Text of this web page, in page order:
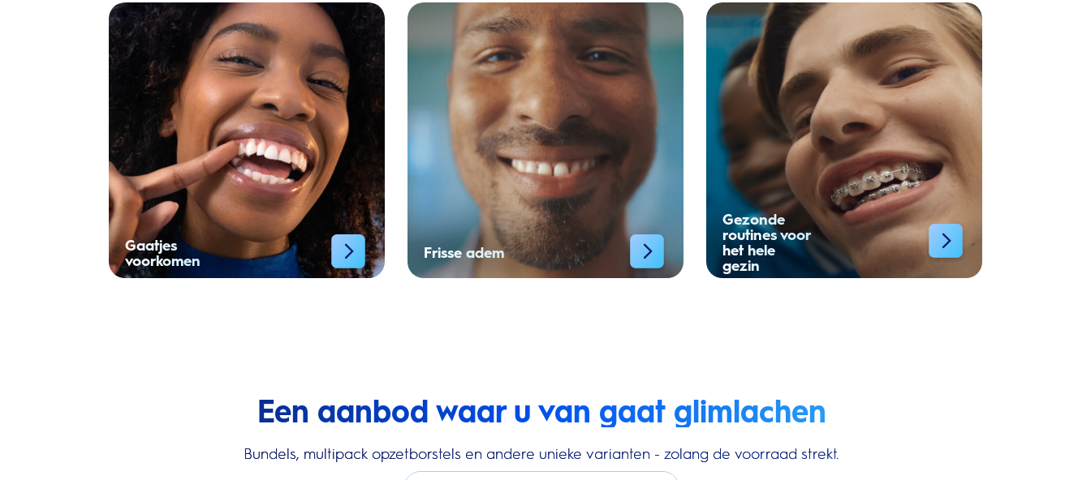
Gaatjes
voorkomen
Frisse adem
Gezonde
routines voor
het hele
gezin
Een aanbod waar u van gaat glimlachen
Bundels, multipack opzetborstels en andere unieke varianten - zolang de voorraad strekt.